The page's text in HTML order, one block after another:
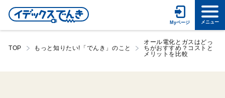
TOP もっと知りたい!「でんき」のこと
オール電化とガスはどっ
ちがおすすめ？コストと
メリットを比較